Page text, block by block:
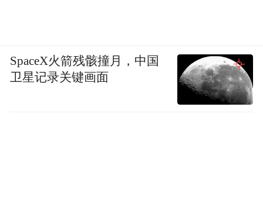
SpaceX火箭残骸撞月，中国
卫星记录关键画面